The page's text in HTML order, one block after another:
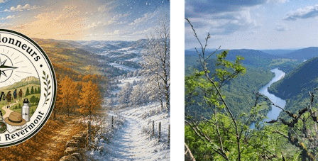
Exporter les lignes sélectionnées
Exporter toutes les colonnes
Exporter uniquement les colonnes affichées
Menu
<
>
Présentation association
Contact
Aide
Sondage